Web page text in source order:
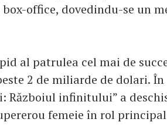
office, dovedindu-se un
al patrulea cel mai de
2 de miliarde de dolari.
Războiul infinitului” a
femeie în rol principal